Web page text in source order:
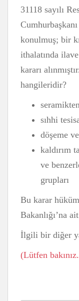
31118 sayılı
konulmuş; bir
ithalatında
kararı
hangileridir?
sıhhi
döşeme
kaldırım
ve
grupları
Bu karar
Bakanlığı’na
İlgili bir diğer
(Lütfen